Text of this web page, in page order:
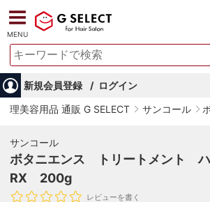
MENU
新規会員登録
ログイン
理美容用品 通販 G SELECT
サンコール
サンコール
ボタニエンス トリートメント ハ
RX 200g
レビューを書く